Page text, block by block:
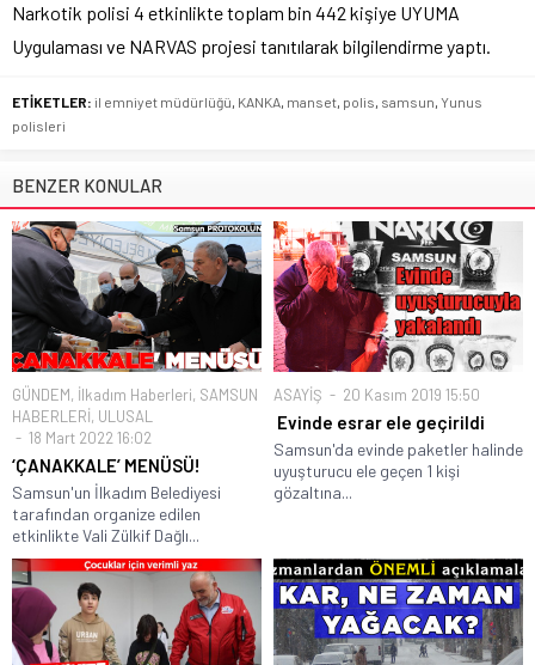
Narkotik polisi 4 etkinlikte toplam bin 442 kişiye UYUMA
Uygulaması ve NARVAS projesi tanıtılarak bilgilendirme yaptı.
ETİKETLER: il emniyet müdürlüğü, KANKA, manset, polis, samsun, Yunus
polisleri
BENZER KONULAR
GÜNDEM, İlkadım Haberleri, SAMSUN
HABERLERİ, ULUSAL
18 Mart 2022 16:02
‘ÇANAKKALE’ MENÜSÜ!
Samsun'un İlkadım Belediyesi
tarafından organize edilen
etkinlikte Vali Zülkif Dağlı...
ASAYİŞ 20 Kasım 2019 15:50
Evinde esrar ele geçirildi
Samsun'da evinde paketler halinde
uyuşturucu ele geçen 1 kişi
gözaltına...